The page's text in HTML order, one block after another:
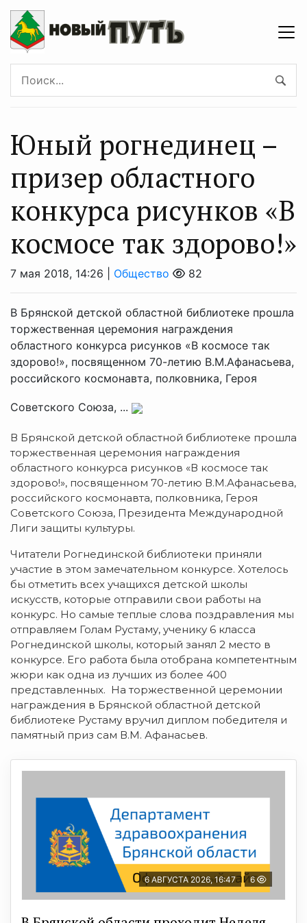
Юный рогнединец –
призер областного
конкурса рисунков «В
космосе так здорово!»
7 мая 2018, 14:26 | Общество 82
В Брянской детской областной библиотеке прошла
торжественная церемония награждения
областного конкурса рисунков «В космосе так
здорово!», посвященном 70-летию В.М.Афанасьева,
российского космонавта, полковника, Героя
Советского Союза, ...
В Брянской детской областной библиотеке прошла
торжественная церемония награждения
областного конкурса рисунков «В космосе так
здорово!», посвященном 70-летию В.М.Афанасьева,
российского космонавта, полковника, Героя
Советского Союза, Президента Международной
Лиги защиты культуры.
Читатели Рогнединской библиотеки приняли
участие в этом замечательном конкурсе. Хотелось
бы отметить всех учащихся детской школы
искусств, которые отправили свои работы на
конкурс. Но самые теплые слова поздравления мы
отправляем Голам Рустаму, ученику 6 класса
Рогнединской школы, который занял 2 место в
конкурсе. Его работа была отобрана компетентным
жюри как одна из лучших из более 400
представленных. На торжественной церемонии
награждения в Брянской областной детской
библиотеке Рустаму вручил диплом победителя и
памятный приз сам В.М. Афанасьев.
6 АВГУСТА 2026, 16:47 6